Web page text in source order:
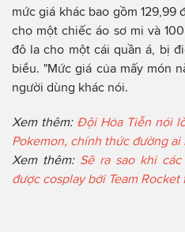
mức giá khác bao gồm
cho một chiếc áo sơ mi và
đô la cho một cái quần á, bị
biểu. "Mức giá của mấy món
người dùng khác nói.
Xem thêm: Đội Hỏa Tiễn nói
Pokemon, chính thức đường ai
Xem thêm: Sẽ ra sao khi
được cosplay bởi Team Rocket